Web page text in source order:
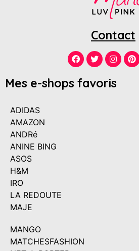
Contact
Mes e-shops favoris
ADIDAS
AMAZON
ANDRé
ANINE BING
ASOS
H&M
IRO
LA REDOUTE
MAJE
MANGO
MATCHESFASHION